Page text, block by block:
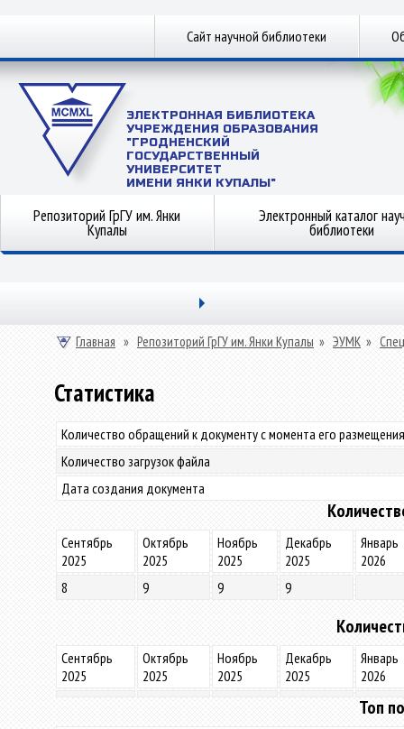
Сайт научной библиотеки
ЭЛЕКТРОННАЯ БИБЛИОТЕКА
УЧРЕЖДЕНИЯ ОБРАЗОВАНИЯ
"ГРОДНЕНСКИЙ
ГОСУДАРСТВЕННЫЙ
УНИВЕРСИТЕТ
ИМЕНИ ЯНКИ КУПАЛЫ"
Репозиторий ГрГУ им. Янки
Купалы
Электронный каталог
библиотеки
Главная » Репозиторий ГрГУ им. Янки Купалы » ЭУМК »
Статистика
Количество обращений к документу с момента его
Количество загрузок файла
Дата создания документа
Сентябрь
2025
Октябрь
2025
Ноябрь
2025
Декабрь
2025
Январь
2026
8
9 9 9
Сентябрь
2025
Октябрь
2025
Ноябрь
2025
Декабрь
2025
Январь
2026
Топ